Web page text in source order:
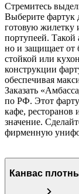
Стремитесь
Выберите фартук
готовую жилетку
портупеей. Такой
но и защищает от
стойкой или
конструкции
обеспечивая
Заказать
по РФ. Этот
кафе, ресторанов
значение.
фирменную
Канвас